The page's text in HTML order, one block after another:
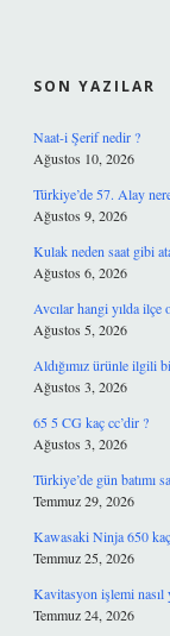
SON YAZILAR
Naat-i Şerif nedir ?
Ağustos 10, 2026
Türkiye’de 57. Alay
Ağustos 9, 2026
Kulak neden saat gibi
Ağustos 6, 2026
Avcılar hangi yılda ilçe
Ağustos 5, 2026
Aldığımız ürünle ilgili
Ağustos 3, 2026
65 5 CG kaç cc’dir ?
Ağustos 3, 2026
Türkiye’de gün batımı
Temmuz 29, 2026
Kawasaki Ninja 650
Temmuz 25, 2026
Kavitasyon işlemi nasıl
Temmuz 24, 2026